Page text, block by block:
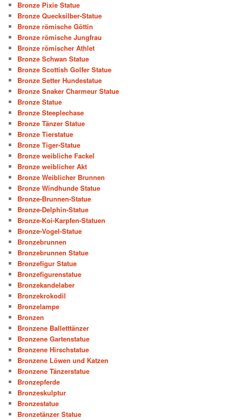
Bronze Pixie Statue
Bronze Quecksilber-Statue
Bronze römische Göttin
Bronze römische Jungfrau
Bronze römischer Athlet
Bronze Schwan Statue
Bronze Scottish Golfer Statue
Bronze Setter Hundestatue
Bronze Snaker Charmeur Statue
Bronze Statue
Bronze Steeplechase
Bronze Tänzer Statue
Bronze Tierstatue
Bronze Tiger-Statue
Bronze weibliche Fackel
Bronze weiblicher Akt
Bronze Weiblicher Brunnen
Bronze Windhunde Statue
Bronze-Brunnen-Statue
Bronze-Delphin-Statue
Bronze-Koi-Karpfen-Statuen
Bronze-Vogel-Statue
Bronzebrunnen
Bronzebrunnen Statue
Bronzefigur Statue
Bronzefigurenstatue
Bronzekandelaber
Bronzekrokodil
Bronzelampe
Bronzen
Bronzene Balletttänzer
Bronzene Gartenstatue
Bronzene Hirschstatue
Bronzene Löwen und Katzen
Bronzene Tänzerstatue
Bronzepferde
Bronzeskulptur
Bronzestatue
Bronzetänzer Statue